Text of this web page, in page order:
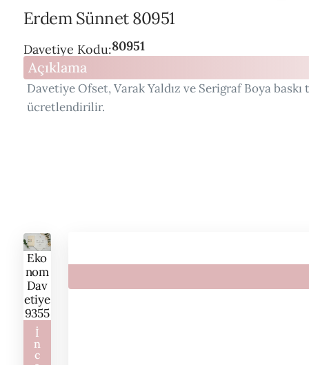
Erdem Sünnet 80951
Davetiye Kodu:80951
Açıklama
Davetiye Ofset, Varak Yaldız ve Serigraf Boya
ücretlendirilir.
Eko
nom
Dav
etiye
9355
İ
n
c